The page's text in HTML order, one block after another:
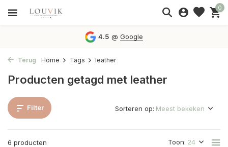
0
4.5 @Google
Terug Home Tags leather
Producten getagd met leather
Filter
6 producten Toon:
Sorteren op: